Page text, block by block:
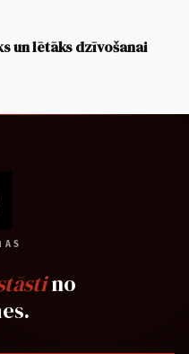
un lētāks dzīvošanai
no